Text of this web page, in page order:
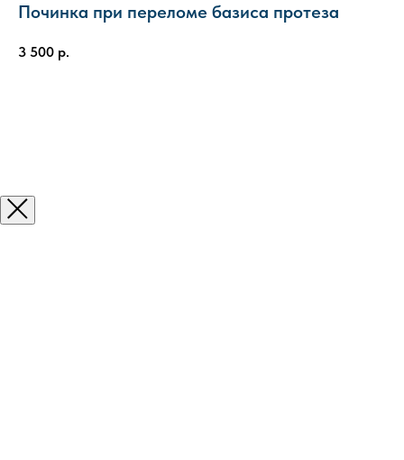
Починка при переломе базиса протеза
3 500 р.